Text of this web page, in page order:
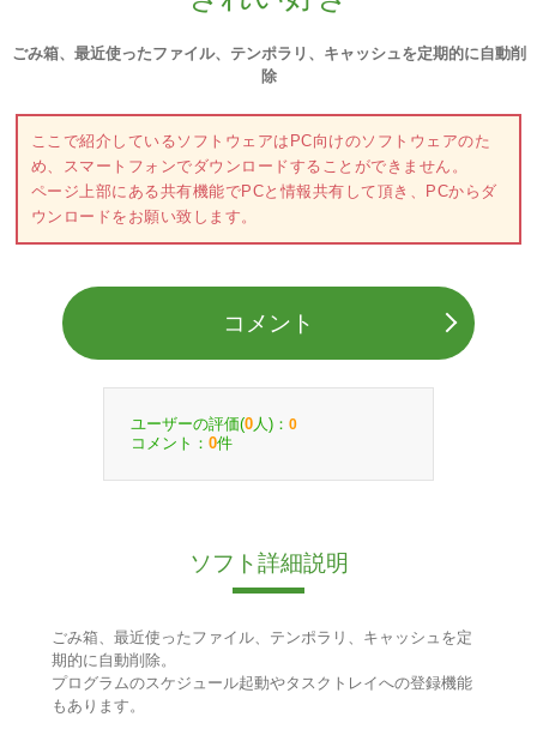
ごみ箱、最近使ったファイル、テンポラリ、キャッシュを定期的に自動削
除
ここで紹介しているソフトウェアはPC向けのソフトウェアのた
め、スマートフォンでダウンロードすることができません。
ページ上部にある共有機能でPCと情報共有して頂き、PCからダ
ウンロードをお願い致します。
コメント
ユーザーの評価(0 人)： 0
コメント： 0件
ソフト詳細説明
ごみ箱、最近使ったファイル、テンポラリ、キャッシュを定
期的に自動削除。
プログラムのスケジュール起動やタスクトレイへの登録機能
もあります。